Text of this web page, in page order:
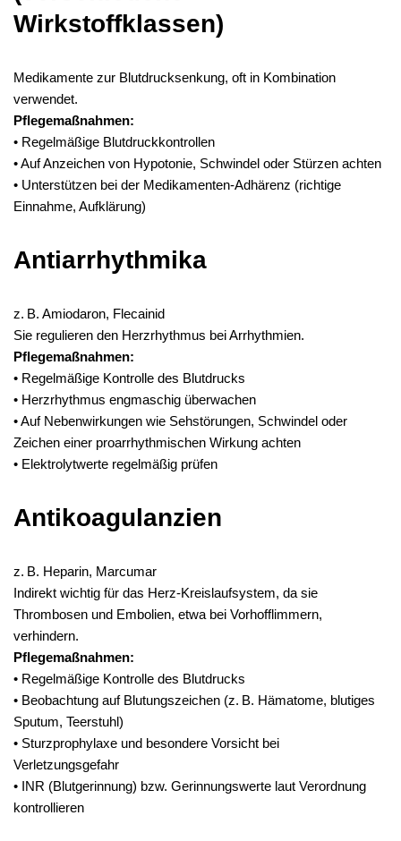
Wirkstoffklassen)
Medikamente zur Blutdrucksenkung, oft in Kombination
verwendet.
Pflegemaßnahmen:
• Regelmäßige Blutdruckkontrollen
• Auf Anzeichen von Hypotonie, Schwindel oder Stürzen achten
• Unterstützen bei der Medikamenten-Adhärenz (richtige
Einnahme, Aufklärung)
Antiarrhythmika
z. B. Amiodaron, Flecainid
Sie regulieren den Herzrhythmus bei Arrhythmien.
Pflegemaßnahmen:
• Regelmäßige Kontrolle des Blutdrucks
• Herzrhythmus engmaschig überwachen
• Auf Nebenwirkungen wie Sehstörungen, Schwindel oder
Zeichen einer proarrhythmischen Wirkung achten
• Elektrolytwerte regelmäßig prüfen
Antikoagulanzien
z. B. Heparin, Marcumar
Indirekt wichtig für das Herz-Kreislaufsystem, da sie
Thrombosen und Embolien, etwa bei Vorhofflimmern,
verhindern.
Pflegemaßnahmen:
• Regelmäßige Kontrolle des Blutdrucks
• Beobachtung auf Blutungszeichen (z. B. Hämatome, blutiges
Sputum, Teerstuhl)
• Sturzprophylaxe und besondere Vorsicht bei
Verletzungsgefahr
• INR (Blutgerinnung) bzw. Gerinnungswerte laut Verordnung
kontrollieren